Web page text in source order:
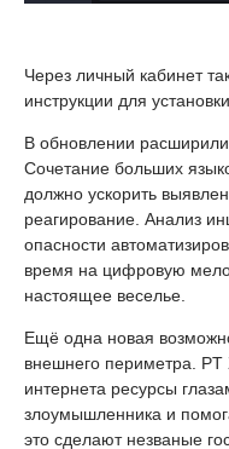
Через личный кабинет
инструкции для
В обновлении
Сочетание больших
должно ускорить
реагирование. Анализ
опасности
время на цифровую
настоящее веселье.
Ещё одна новая
внешнего периметра. PT
интернета ресурсы
злоумышленника и
это сделают незваные